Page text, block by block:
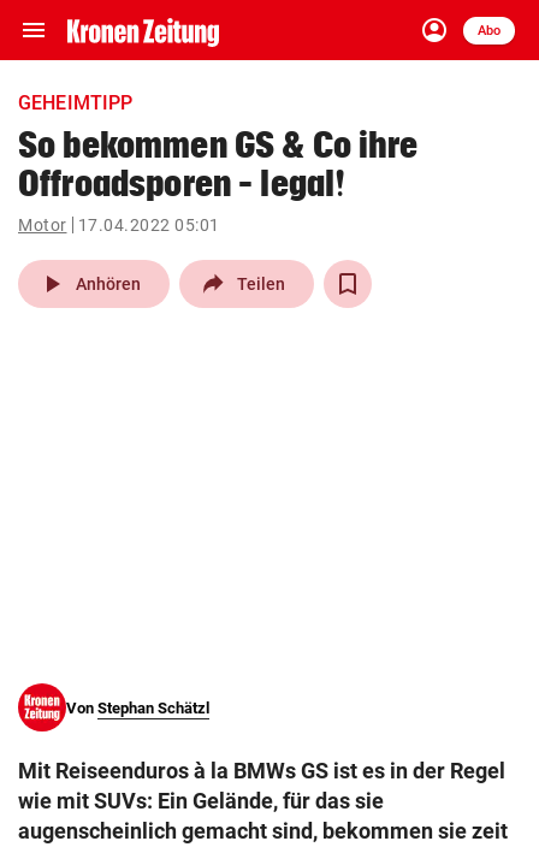
menu Navigation
ein-/ausklappen
account_circle
Anmelden
Abo
close Schließen
account_circle Anmelden
pin_drop
Wien arrow_right
GEHEIMTIPP
So bekommen GS & Co ihre
Offroadsporen – legal!
Motor 17.04.2022 05:01
play_arrow Anhören Teilen
Von Stephan Schätzl
Mit Reiseenduros à la BMWs GS ist es in der Regel
wie mit SUVs: Ein Gelände, für das sie
augenscheinlich gemacht sind, bekommen sie zeit